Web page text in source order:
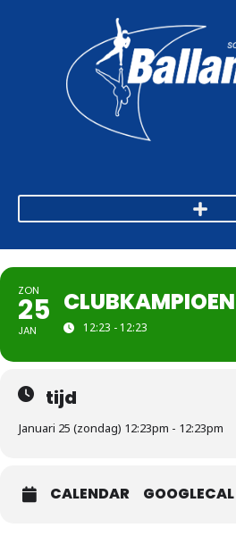
ZON
25
JAN 12:23 - 12:23
tijd
Januari 25 (zondag) 12:23pm - 12:23pm
CALENDAR GOOGLECAL